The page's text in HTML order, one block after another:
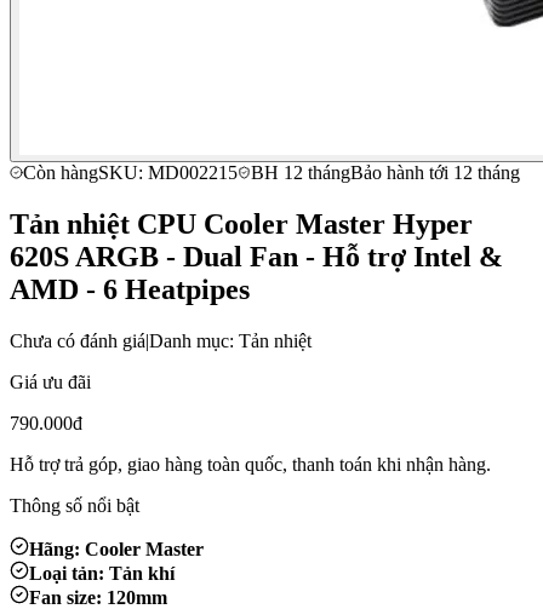
Còn hàngSKU: MD002215 BH 12 thángBảo hành tới 12 tháng
Tản nhiệt CPU Cooler Master Hyper
620S ARGB - Dual Fan - Hỗ trợ Intel &
AMD - 6 Heatpipes
Chưa có đánh giá|Danh mục: Tản nhiệt
Giá ưu đãi
790.000đ
Hỗ trợ trả góp, giao hàng toàn quốc, thanh toán khi nhận hàng.
Thông số nổi bật
Hãng: Cooler Master
Loại tản: Tản khí
Fan size: 120mm